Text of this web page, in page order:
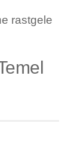
rastgele